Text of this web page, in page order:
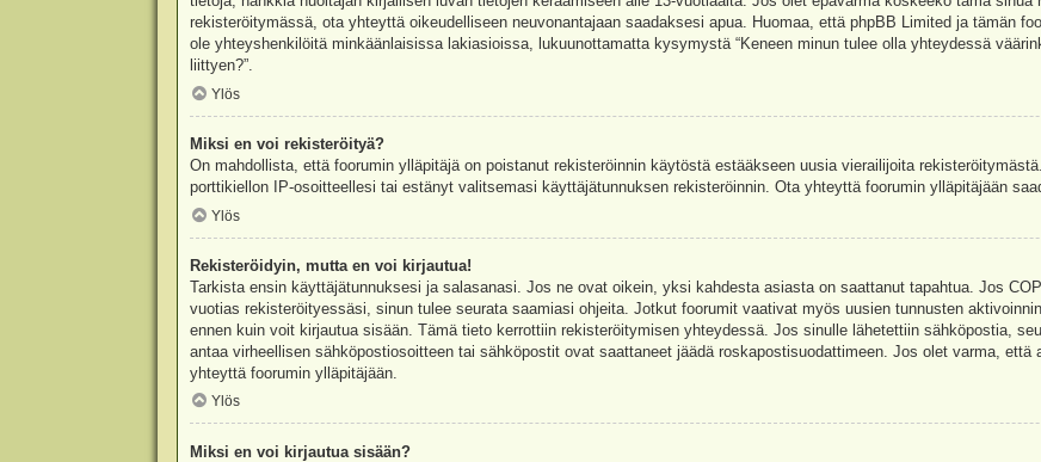
rekisteröitymässä, ota yhteyttä oikeudelliseen neuvonantajaan saadaksesi apua. Huomaa, että phpBB Limited ja tämän
ole yhteyshenkilöitä minkäänlaisissa lakiasioissa, lukuunottamatta kysymystä “Keneen minun tulee olla yhteydessä
liittyen?”.
Ylös
Miksi en voi rekisteröityä?
On mahdollista, että foorumin ylläpitäjä on poistanut rekisteröinnin käytöstä estääkseen uusia vierailijoita
porttikiellon IP-osoitteellesi tai estänyt valitsemasi käyttäjätunnuksen rekisteröinnin. Ota yhteyttä foorumin ylläpitäjään
Ylös
Rekisteröidyin, mutta en voi kirjautua!
Tarkista ensin käyttäjätunnuksesi ja salasanasi. Jos ne ovat oikein, yksi kahdesta asiasta on saattanut tapahtua. Jos
vuotias rekisteröityessäsi, sinun tulee seurata saamiasi ohjeita. Jotkut foorumit vaativat myös uusien tunnusten
ennen kuin voit kirjautua sisään. Tämä tieto kerrottiin rekisteröitymisen yhteydessä. Jos sinulle lähetettiin sähköpostia,
antaa virheellisen sähköpostiosoitteen tai sähköpostit ovat saattaneet jäädä roskapostisuodattimeen. Jos olet varma,
yhteyttä foorumin ylläpitäjään.
Ylös
Miksi en voi kirjautua sisään?